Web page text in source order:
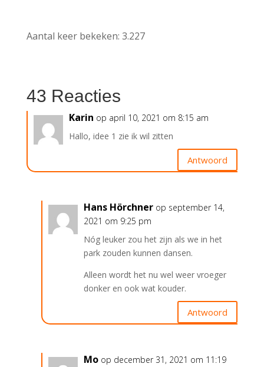
Aantal keer bekeken: 3.227
43 Reacties
Karin op april 10, 2021 om 8:15 am
Hallo, idee 1 zie ik wil zitten
Antwoord
Hans Hörchner op september 14,
2021 om 9:25 pm
Nóg leuker zou het zijn als we in het
park zouden kunnen dansen.
Alleen wordt het nu wel weer vroeger
donker en ook wat kouder.
Antwoord
Mo op december 31, 2021 om 11:19